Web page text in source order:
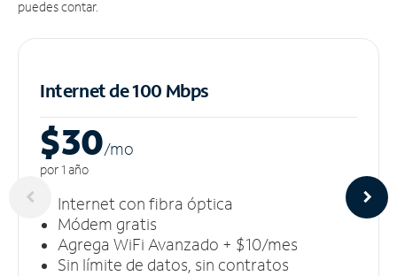
puedes contar.
Internet de 100 Mbps
$30/mo
por 1 año
Internet con fibra óptica
Módem gratis
Agrega WiFi Avanzado + $10/mes
Sin límite de datos, sin contratos